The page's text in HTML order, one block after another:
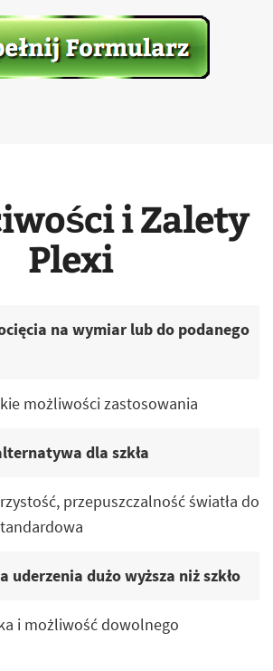
i Zalety
Plexi
na wymiar lub do podanego
możliwości zastosowania
dla szkła
przepuszczalność światła do
uderzenia dużo wyższa niż szkło
i możliwość dowolnego